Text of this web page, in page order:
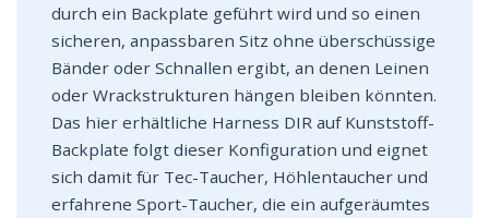
durch ein Backplate geführt wird und so einen
sicheren, anpassbaren Sitz ohne überschüssige
Bänder oder Schnallen ergibt, an denen Leinen
oder Wrackstrukturen hängen bleiben könnten.
Das hier erhältliche Harness DIR auf Kunststoff-
Backplate folgt dieser Konfiguration und eignet
sich damit für Tec-Taucher, Höhlentaucher und
erfahrene Sport-Taucher, die ein aufgeräumtes